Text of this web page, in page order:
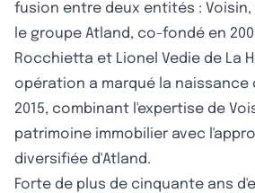
fusion entre deux entités : Voisin,
le groupe Atland, co-fondé en
Rocchietta et Lionel Vedie de La
opération a marqué la naissance
2015, combinant l'expertise de
patrimoine immobilier avec
diversifiée d'Atland.
Forte de plus de cinquante ans